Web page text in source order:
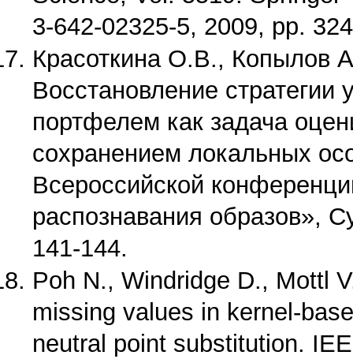
3-642-02325-5, 2009, pp.
Красоткина О.В., Копылов
Восстановление
портфелем как задача
сохранением локальных
Всероссийской
распознавания образов»,
141-144.
Poh N., Windridge D., Mottl
missing values in kernel-
neutral point substitution.